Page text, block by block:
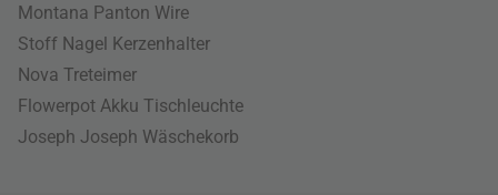
Montana Panton Wire
Stoff Nagel Kerzenhalter
Nova Treteimer
Flowerpot Akku Tischleuchte
Joseph Joseph Wäschekorb